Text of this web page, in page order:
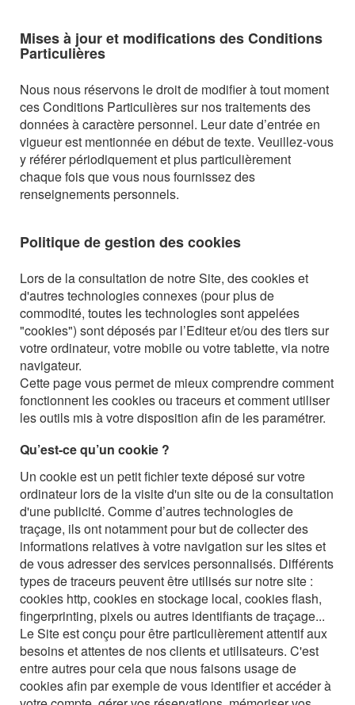
Mises à jour et modifications des Conditions
Particulières
Nous nous réservons le droit de modifier à tout moment
ces Conditions Particulières sur nos traitements des
données à caractère personnel. Leur date d’entrée en
vigueur est mentionnée en début de texte. Veuillez-vous
y référer périodiquement et plus particulièrement
chaque fois que vous nous fournissez des
renseignements personnels.
Politique de gestion des cookies
Lors de la consultation de notre Site, des cookies et
d'autres technologies connexes (pour plus de
commodité, toutes les technologies sont appelées
"cookies") sont déposés par l’Editeur et/ou des tiers sur
votre ordinateur, votre mobile ou votre tablette, via notre
navigateur.
Cette page vous permet de mieux comprendre comment
fonctionnent les cookies ou traceurs et comment utiliser
les outils mis à votre disposition afin de les paramétrer.
Qu’est-ce qu’un cookie ?
Un cookie est un petit fichier texte déposé sur votre
ordinateur lors de la visite d'un site ou de la consultation
d'une publicité. Comme d’autres technologies de
traçage, ils ont notamment pour but de collecter des
informations relatives à votre navigation sur les sites et
de vous adresser des services personnalisés. Différents
types de traceurs peuvent être utilisés sur notre site :
cookies http, cookies en stockage local, cookies flash,
fingerprinting, pixels ou autres identifiants de traçage...
Le Site est conçu pour être particulièrement attentif aux
besoins et attentes de nos clients et utilisateurs. C'est
entre autres pour cela que nous faisons usage de
cookies afin par exemple de vous identifier et accéder à